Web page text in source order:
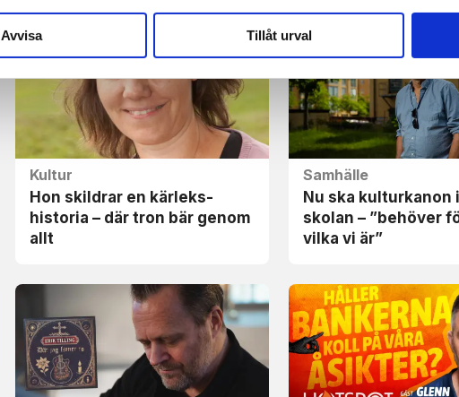
Avvisa Tillåt urval
Kultur
Hon skildrar en kärleks­
historia – där tron bär genom
allt
Samhälle
Nu ska kultur­kanon
skolan – ”behöver
vilka vi är”